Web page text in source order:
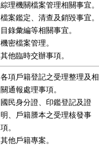
綜理機關檔案管理相關事宜。
檔案鑑定、清查及銷毀事宜。
目錄彙編等相關事宜。
機密檔案管理。
其他臨時交辦事項。
各項戶籍登記之受理整理及相
關通報處理事項。
國民身分證、印鑑登記及證
明、戶籍謄本之受理核發事
項。
其他戶籍專案。